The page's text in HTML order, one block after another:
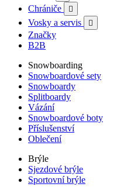
Chrániče 
Vosky a servis 
Značky
B2B
Snowboarding
Snowboardové sety
Snowboardy
Splitboardy
Vázání
Snowboardové boty
Příslušenství
Oblečení
Brýle
Sjezdové brýle
Sportovní brýle